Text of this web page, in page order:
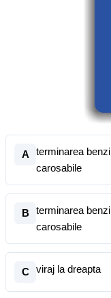
A
terminarea
carosabile
B
terminarea
carosabile
C viraj la dreapta